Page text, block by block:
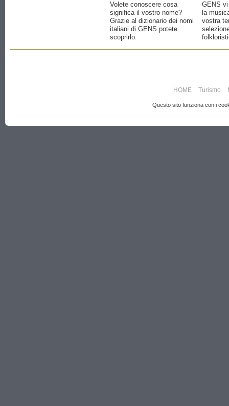
Volete conoscere cosa
significa il vostro nome?
Grazie al dizionario dei nomi
italiani di GENS potete
scoprirlo.
GENS
la
vostra
HOME Turismo
Questo sito funziona con i